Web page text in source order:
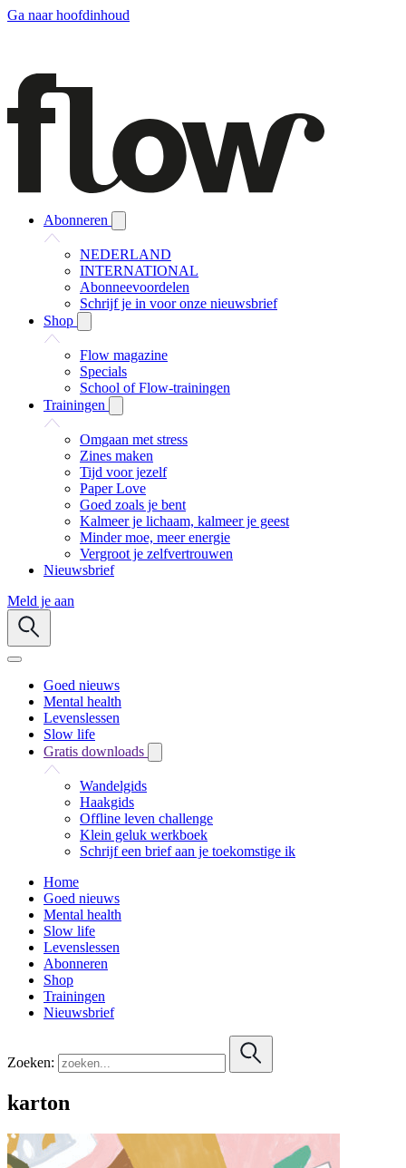
Ga naar hoofdinhoud
Abonneren
NEDERLAND
INTERNATIONAL
Abonneevoordelen
Schrijf je in voor onze nieuwsbrief
Shop
Flow magazine
Specials
School of Flow-trainingen
Trainingen
Omgaan met stress
Zines maken
Tijd voor jezelf
Paper Love
Goed zoals je bent
Kalmeer je lichaam, kalmeer je geest
Minder moe, meer energie
Vergroot je zelfvertrouwen
Nieuwsbrief
Meld je aan
Goed nieuws
Mental health
Levenslessen
Slow life
Gratis downloads
Wandelgids
Haakgids
Offline leven challenge
Klein geluk werkboek
Schrijf een brief aan je toekomstige ik
Home
Goed nieuws
Mental health
Slow life
Levenslessen
Abonneren
Shop
Trainingen
Nieuwsbrief
Zoeken:
karton